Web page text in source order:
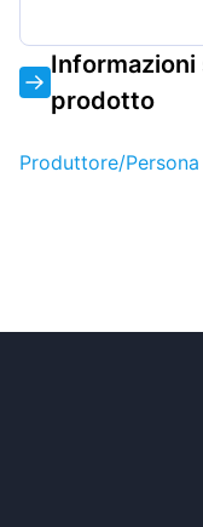
Informazioni
prodotto
Produttore/